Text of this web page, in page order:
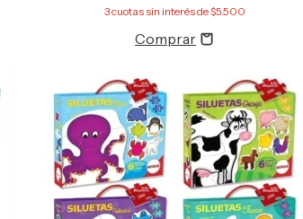
3cuotas sin interés de$5.500